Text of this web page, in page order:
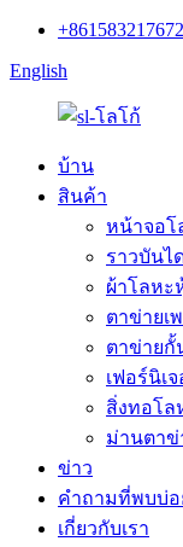
English
บ้าน
สินค้า
หน้าจอโ
ราวบันไ
ผ้าโลหะ
ตาข่ายเ
ตาข่ายกั้
เฟอร์นิเ
สิ่งทอโล
ม่านตาข่
ข่าว
คำถามที่พบบ่อ
เกี่ยวกับเรา